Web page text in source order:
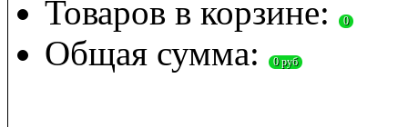
Товаров в корзине:
0
Общая сумма: 0 руб